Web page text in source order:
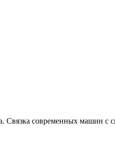
Связка современных машин